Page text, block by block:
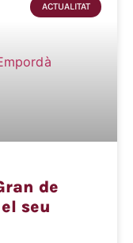
ACTUALITAT
de
seu